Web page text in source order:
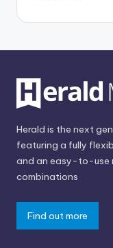
Herald is the next
featuring a fully
and an easy-to-use
combinations
Find out more